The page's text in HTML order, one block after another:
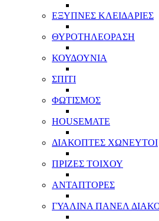
ΕΞΥΠΝΕΣ ΚΛΕΙΔΑΡΙΕΣ
ΘΥΡΟΤΗΛΕΟΡΑΣΗ
ΚΟΥΔΟΥΝΙΑ
ΣΠΙΤΙ
ΦΩΤΙΣΜΟΣ
HOUSEMATE
ΔΙΑΚΟΠΤΕΣ ΧΩΝΕΥΤΟΙ
ΠΡΙΖΕΣ ΤΟΙΧΟΥ
ΑΝΤΑΠΤΟΡΕΣ
ΓΥΑΛΙΝΑ ΠΑΝΕΛ